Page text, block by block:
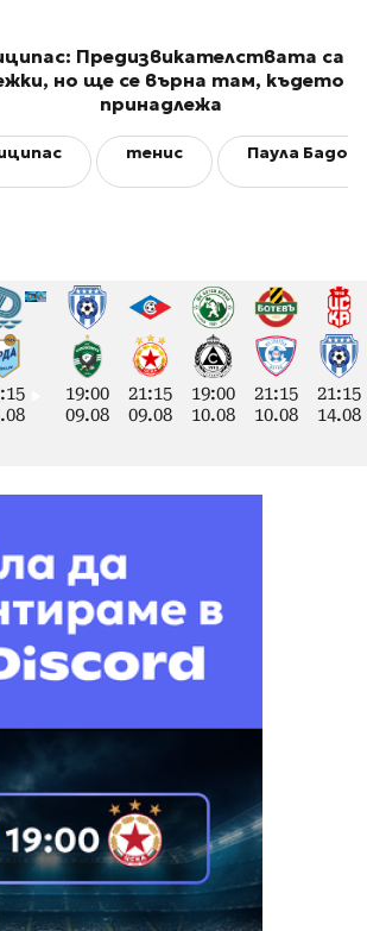
Предизвикателствата са
но ще се върна там, където
принадлежа
тенис Паула Бадоса
19:00
09.08
21:15
09.08
19:00
10.08
21:15
10.08
21:15
14.08